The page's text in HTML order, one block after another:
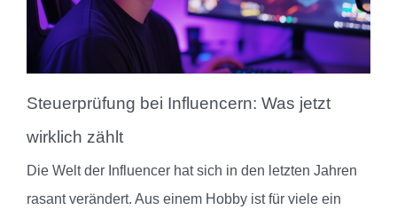
Steuerprüfung bei Influencern: Was jetzt
wirklich zählt
Die Welt der Influencer hat sich in den letzten Jahren
rasant verändert. Aus einem Hobby ist für viele ein